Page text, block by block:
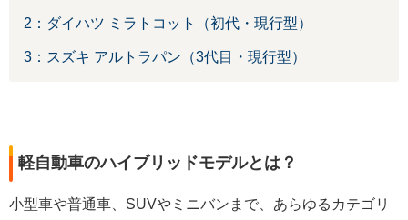
2：ダイハツ ミラトコット（初代・現行型）
3：スズキ アルトラパン（3代目・現行型）
軽自動車のハイブリッドモデルとは？
小型車や普通車、SUVやミニバンまで、あらゆるカテゴリ